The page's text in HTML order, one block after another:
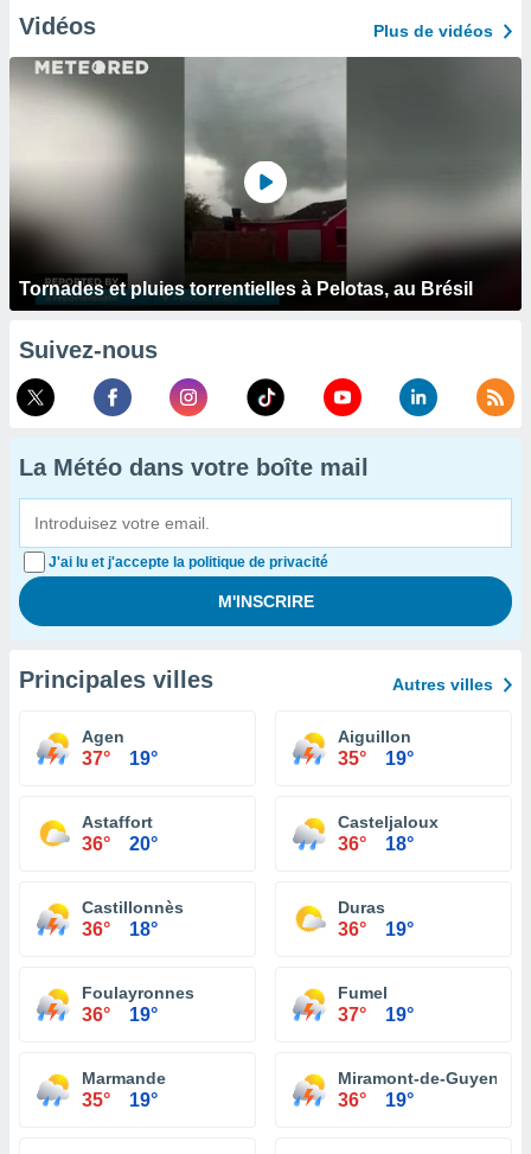
Vidéos Plus de vidéos
Tornades et pluies torrentielles à Pelotas, au Brésil
Suivez-nous
La Météo dans votre boîte mail
J'ai lu et j'accepte la politique de privacité
Principales villes Autres villes
Agen
37° 19°
Aiguillon
35° 19°
Astaffort
36° 20°
Casteljaloux
36° 18°
Castillonnès
36° 18°
Duras
36° 19°
Foulayronnes
36° 19°
Fumel
37° 19°
Marmande
35° 19°
Miramont-de-Guyenne
36° 19°